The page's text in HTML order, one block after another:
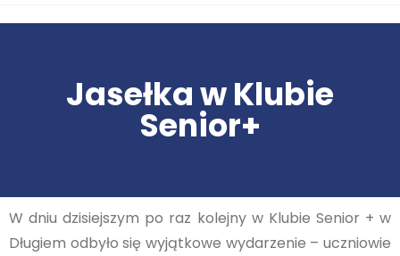
Jasełka w Klubie
Senior+
W dniu dzisiejszym po raz kolejny w Klubie Senior + w
Długiem odbyło się wyjątkowe wydarzenie – uczniowie